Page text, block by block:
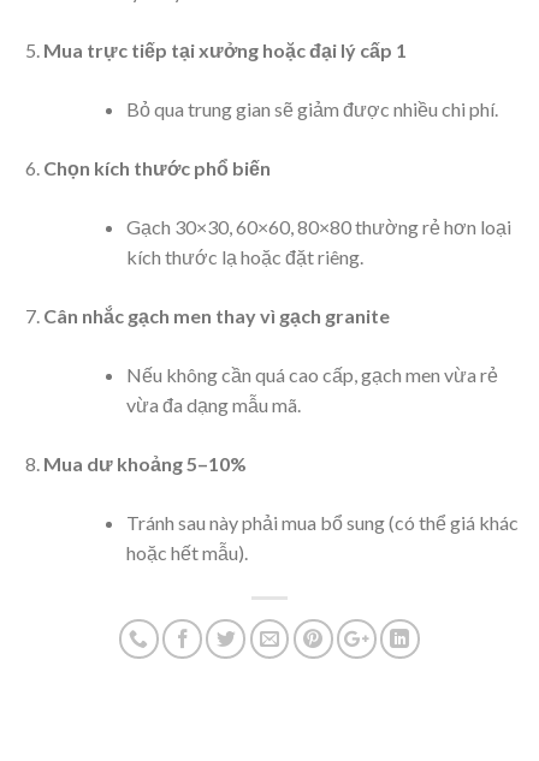
Mua trực tiếp tại xưởng hoặc đại lý cấp 1
Bỏ qua trung gian sẽ giảm được nhiều chi phí.
Chọn kích thước phổ biến
Gạch 30×30, 60×60, 80×80 thường rẻ hơn loại
kích thước lạ hoặc đặt riêng.
Cân nhắc gạch men thay vì gạch granite
Nếu không cần quá cao cấp, gạch men vừa rẻ
vừa đa dạng mẫu mã.
Mua dư khoảng 5–10%
Tránh sau này phải mua bổ sung (có thể giá khác
hoặc hết mẫu).